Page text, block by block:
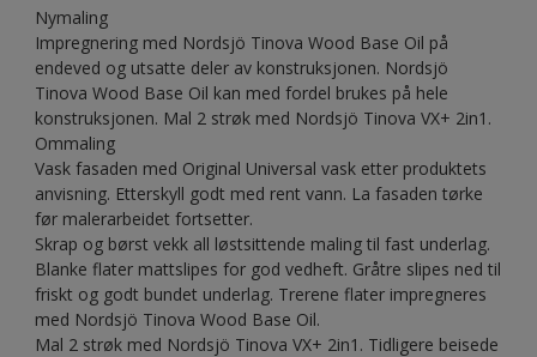
Nymaling
Impregnering med Nordsjö Tinova Wood Base Oil på
endeved og utsatte deler av konstruksjonen. Nordsjö
Tinova Wood Base Oil kan med fordel brukes på hele
konstruksjonen. Mal 2 strøk med Nordsjö Tinova VX+ 2in1.
Ommaling
Vask fasaden med Original Universal vask etter produktets
anvisning. Etterskyll godt med rent vann. La fasaden tørke
før malerarbeidet fortsetter.
Skrap og børst vekk all løstsittende maling til fast underlag.
Blanke flater mattslipes for god vedheft. Gråtre slipes ned til
friskt og godt bundet underlag. Trerene flater impregneres
med Nordsjö Tinova Wood Base Oil.
Mal 2 strøk med Nordsjö Tinova VX+ 2in1. Tidligere beisede